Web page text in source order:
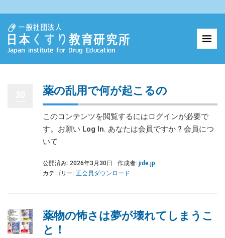
薬の乱用で何が起こるの
このコンテンツを閲覧するにはログインが必要で
す。お願い Log In. あなたは会員ですか ? 会員につ
いて
公開済み: 2026年3月30日 作成者: jide.jp
カテゴリー: 正会員ダウンロード
薬物の怖さは夢が壊れてしまうこ
と！